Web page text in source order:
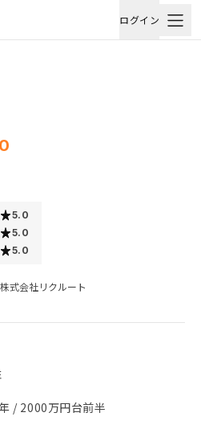
ログイン
5.0
5.0
5.0
株式会社リクルート
/ 2000万円台前半